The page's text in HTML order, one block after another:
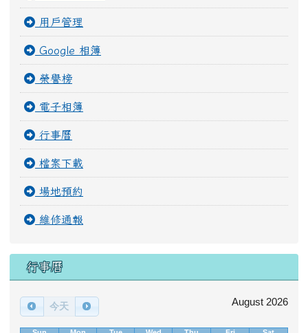
用戶管理
Google 相簿
榮譽榜
電子相簿
行事曆
檔案下載
場地預約
維修通報
行事曆
今天 August 2026